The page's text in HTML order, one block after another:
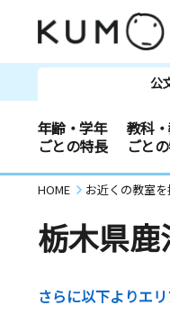
公
年齢・学年
ごとの特長
教科
ごと
HOME お近くの教室を
栃木県
さらに以下よりエ